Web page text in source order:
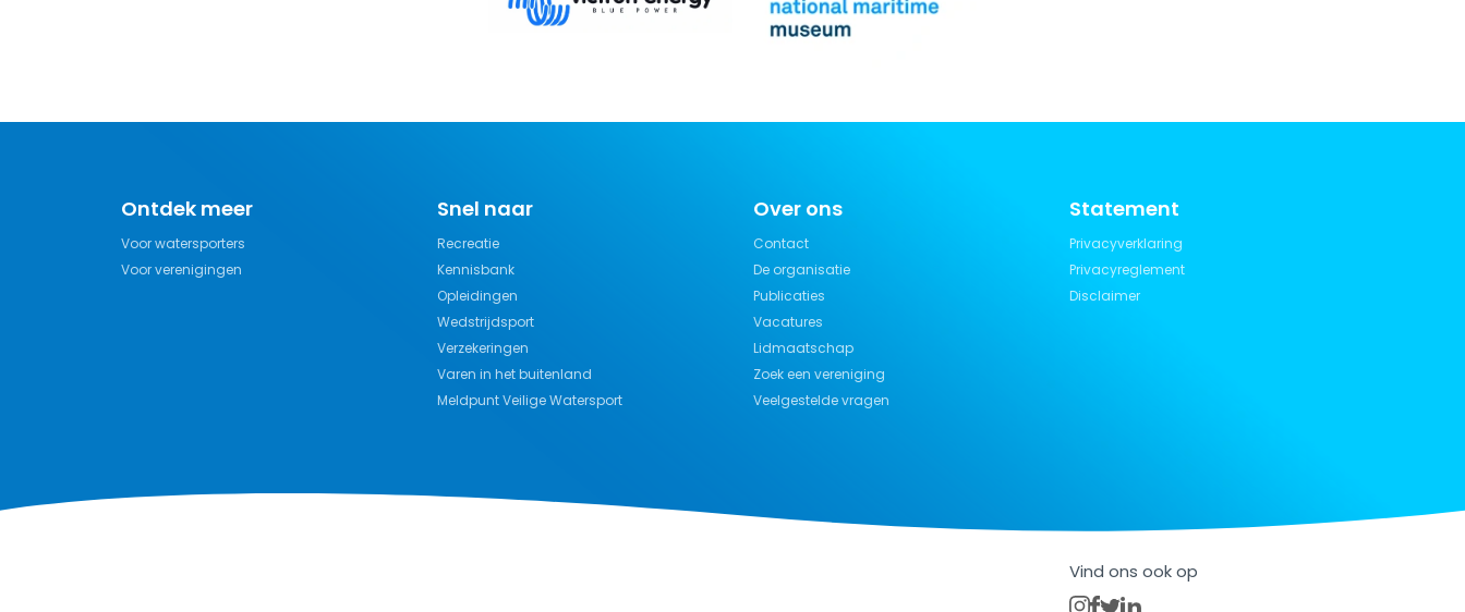
Ontdek meer
Voor watersporters
Voor verenigingen
Snel naar
Recreatie
Kennisbank
Opleidingen
Wedstrijdsport
Verzekeringen
Varen in het buitenland
Meldpunt Veilige Watersport
Over ons
Contact
De organisatie
Publicaties
Vacatures
Lidmaatschap
Zoek een vereniging
Veelgestelde vragen
Statement
Privacyverklaring
Privacyreglement
Disclaimer
Vind ons ook op